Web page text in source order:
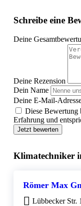
Schreibe eine
Deine
Deine Rezension
Dein Name
Deine E-Mail-
Diese Bewertung
Erfahrung und
Jetzt bewerten
Klimatechniker
Römer Max
Lübbecker Str.